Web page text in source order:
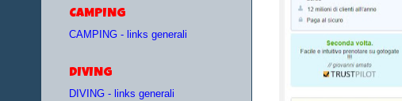
CAMPING
CAMPING - links generali
DIVING
DIVING - links generali